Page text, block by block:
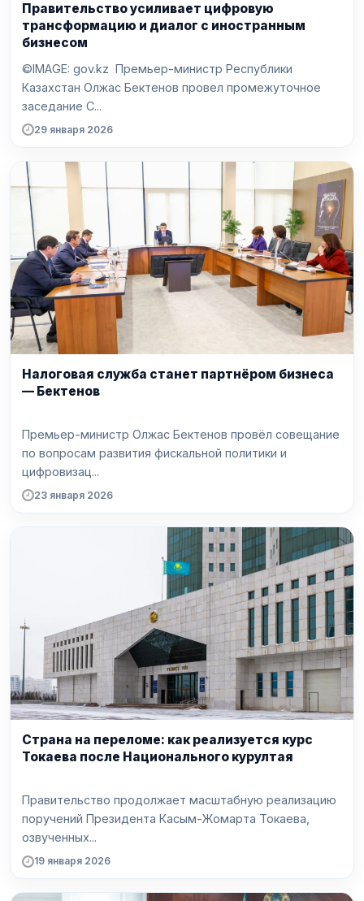
Правительство усиливает цифровую
трансформацию и диалог с иностранным
бизнесом
©IMAGE: gov.kz Премьер-министр Республики
Казахстан Олжас Бектенов провел промежуточное
заседание С...
29 января 2026
Налоговая служба станет партнёром бизнеса
— Бектенов
Премьер-министр Олжас Бектенов провёл совещание
по вопросам развития фискальной политики и
цифровизац...
23 января 2026
Страна на переломе: как реализуется курс
Токаева после Национального курултая
Правительство продолжает масштабную реализацию
поручений Президента Касым-Жомарта Токаева,
озвученных...
19 января 2026